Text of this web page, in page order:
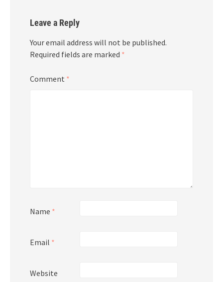
Leave a Reply
Your email address will not be published.
Required fields are marked *
Comment *
Name *
Email *
Website